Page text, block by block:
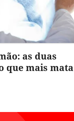
as duas
que mais mata